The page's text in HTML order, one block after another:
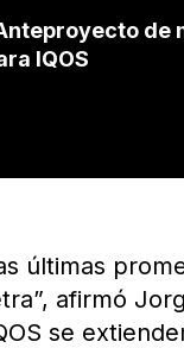
de
IQOS
últimas
afirmó
se